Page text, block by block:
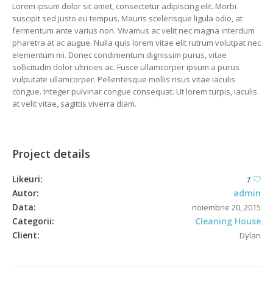
Lorem ipsum dolor sit amet, consectetur adipiscing elit. Morbi
suscipit sed justo eu tempus. Mauris scelerisque ligula odio, at
fermentum ante varius non. Vivamus ac velit nec magna interdum
pharetra at ac augue. Nulla quis lorem vitae elit rutrum volutpat nec
elementum mi. Donec condimentum dignissim purus, vitae
sollicitudin dolor ultricies ac. Fusce ullamcorper ipsum a purus
vulputate ullamcorper. Pellentesque mollis risus vitae iaculis
congue. Integer pulvinar congue consequat. Ut lorem turpis, iaculis
at velit vitae, sagittis viverra diam.
Project details
Likeuri: 7
Autor:
admin
Data:
noiembrie 20, 2015
Categorii:
Cleaning House
Client:
Dylan